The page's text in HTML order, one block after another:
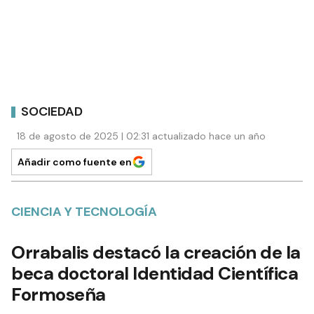
SOCIEDAD
18 de agosto de 2025 | 02:31 actualizado hace un año
Añadir como fuente en
CIENCIA Y TECNOLOGÍA
Orrabalis destacó la creación de la
beca doctoral Identidad Científica
Formoseña